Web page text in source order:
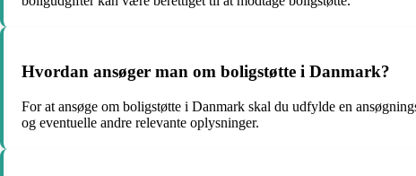
Hvordan ansøger man om boligstøtte i Danmark?
For at ansøge om boligstøtte i Danmark skal du udfylde en
og eventuelle andre relevante oplysninger.